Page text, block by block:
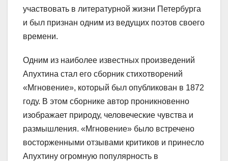
участвовать в литературной жизни Петербурга
и был признан одним из ведущих поэтов своего
времени.
Одним из наиболее известных произведений
Апухтина стал его сборник стихотворений
«Мгновение», который был опубликован в 1872
году. В этом сборнике автор проникновенно
изображает природу, человеческие чувства и
размышления. «Мгновение» было встречено
восторженными отзывами критиков и принесло
Апухтину огромную популярность в